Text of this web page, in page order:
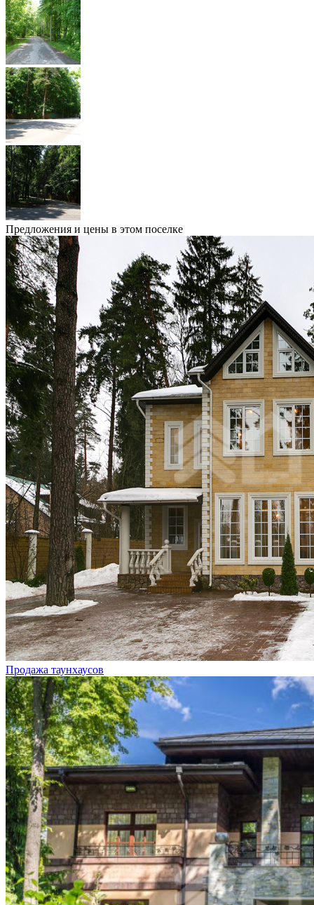
Предложения и цены в этом поселке
Продажа таунхаусов